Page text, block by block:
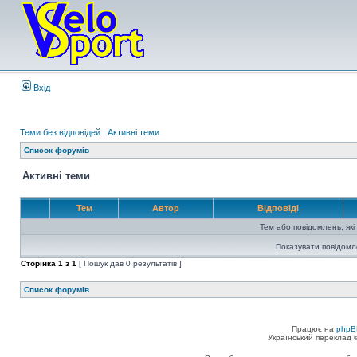
Вхід
Теми без відповідей | Активні теми
Список форумів
Активні теми
Тем Автор Відповіді
Тем або повідомлень,
Показувати
Сторінка 1 з 1 [ Пошук дав 0 результатів ]
Список форумів
Працює на
Український